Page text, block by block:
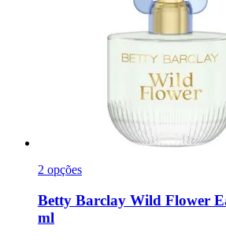
2 opções
Betty Barclay Wild Flower
ml